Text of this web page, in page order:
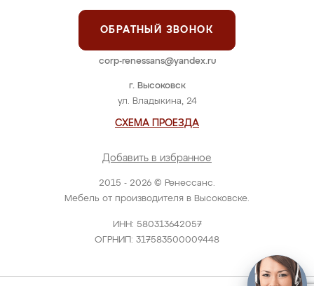
2015 - 2026 © Ренессанс.
Мебель от производителя в Высоковске.
ИНН: 580313642057
ОГРНИП: 317583500009448
г. Высоковск
ул. Владыкина, 24
СХЕМА ПРОЕЗДА
Добавить в избранное
ОБРАТНЫЙ ЗВОНОК
corp-renessans@yandex.ru